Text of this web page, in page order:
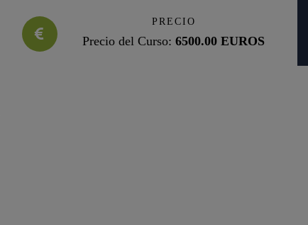
PRECIO
Precio del Curso:6500.00 EUROS